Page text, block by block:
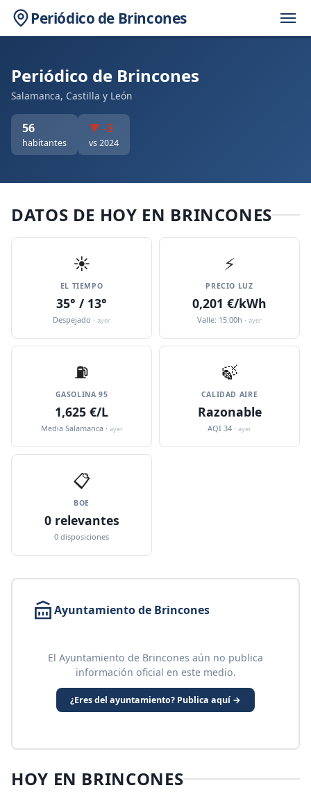
Periódico de Brincones
Periódico de Brincones
Salamanca, Castilla y León
56
habitantes
▼ -3
vs 2024
DATOS DE HOY EN BRINCONES
☀️
EL TIEMPO
35° / 13°
Despejado · ayer
⚡
PRECIO LUZ
0,201 €/kWh
Valle: 15:00h · ayer
⛽️
GASOLINA 95
1,625 €/L
Media Salamanca · ayer
🍃
CALIDAD AIRE
Razonable
AQI 34 · ayer
📋
BOE
0 relevantes
0 disposiciones
Ayuntamiento de Brincones
El Ayuntamiento de Brincones aún no publica
información oficial en este medio.
¿Eres del ayuntamiento? Publica aquí →
HOY EN BRINCONES